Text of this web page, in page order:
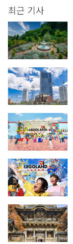
최근 기사